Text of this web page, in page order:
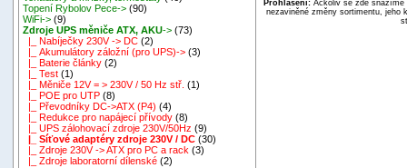
Topení Rybolov Pece-> (90)
WiFi-> (9)
Zdroje UPS měniče ATX, AKU-> (73)
|_ Nabíječky 230V -> DC (2)
|_ Akumulátory záložní (pro UPS)-> (3)
|_ Baterie články (2)
|_ Test (1)
|_ Měniče 12V = > 230V / 50 Hz stř. (1)
|_ POE pro UTP (8)
|_ Převodníky DC->ATX (P4) (4)
|_ Redukce pro napájecí přívody (8)
|_ UPS zálohovací zdroje 230V/50Hz (9)
|_ Síťové adaptéry zdroje 230V / DC (30)
|_ Zdroje 230V -> ATX pro PC a rack (3)
|_ Zdroje laboratorní dílenské (2)
Prohlášení:Ačkoliv se zde snažíme
nezaviněné změny sortimentu, jeho